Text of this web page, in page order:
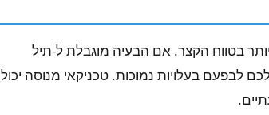
בטווח הקצר. אם הבעיה מוגבלת ל-תיל
לבפעם בעלויות נמוכות. טכניקאי מנוסה יכול